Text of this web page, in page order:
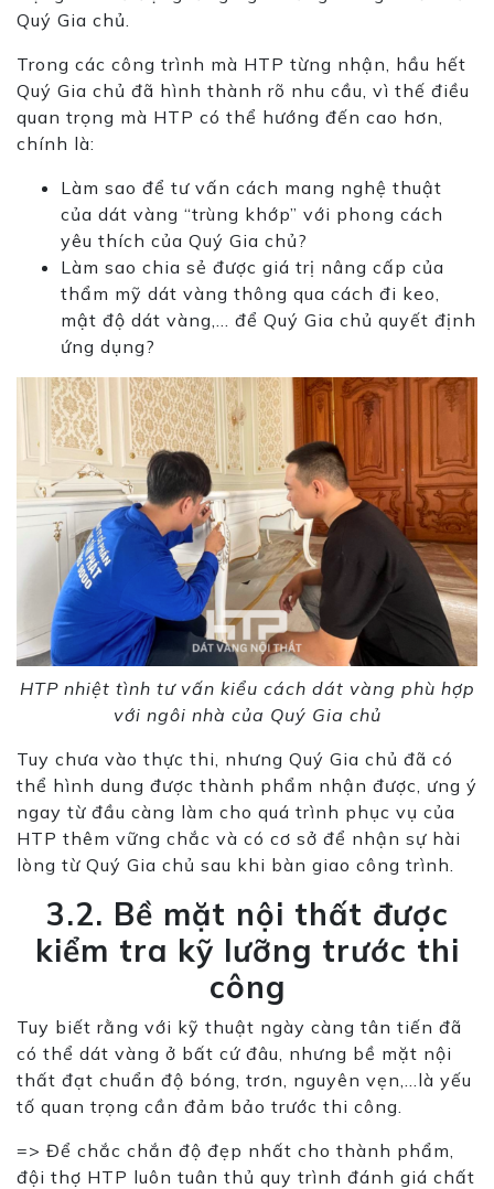
Quý Gia chủ.
Trong các công trình mà HTP từng nhận, hầu hết
Quý Gia chủ đã hình thành rõ nhu cầu, vì thế điều
quan trọng mà HTP có thể hướng đến cao hơn,
chính là:
Làm sao để tư vấn cách mang nghệ thuật
của dát vàng “trùng khớp” với phong cách
yêu thích của Quý Gia chủ?
Làm sao chia sẻ được giá trị nâng cấp của
thẩm mỹ dát vàng thông qua cách đi keo,
mật độ dát vàng,… để Quý Gia chủ quyết định
ứng dụng?
HTP nhiệt tình tư vấn kiểu cách dát vàng phù hợp
với ngôi nhà của Quý Gia chủ
Tuy chưa vào thực thi, nhưng Quý Gia chủ đã có
thể hình dung được thành phẩm nhận được, ưng ý
ngay từ đầu càng làm cho quá trình phục vụ của
HTP thêm vững chắc và có cơ sở để nhận sự hài
lòng từ Quý Gia chủ sau khi bàn giao công trình.
3.2. Bề mặt nội thất được
kiểm tra kỹ lưỡng trước thi
công
Tuy biết rằng với kỹ thuật ngày càng tân tiến đã
có thể dát vàng ở bất cứ đâu, nhưng bề mặt nội
thất đạt chuẩn độ bóng, trơn, nguyên vẹn,…là yếu
tố quan trọng cần đảm bảo trước thi công.
=> Để chắc chắn độ đẹp nhất cho thành phẩm,
đội thợ HTP luôn tuân thủ quy trình đánh giá chất